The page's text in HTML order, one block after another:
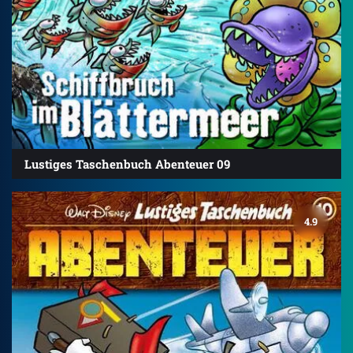
Lustiges Taschenbuch Abenteuer 09
4.9